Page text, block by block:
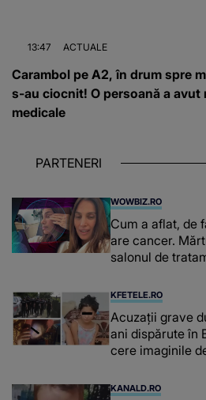
13:47 ACTUALE
Carambol pe A2, în drum spre
s-au ciocnit! O persoană a avut
medicale
PARTENERI
WOWBIZ.RO
Cum a aflat, de
are cancer.
salonul de
înțepe sânul”
KFETELE.RO
Acuzații grave
ani dispărute în
cere imaginile
mea...”
KANALD.RO